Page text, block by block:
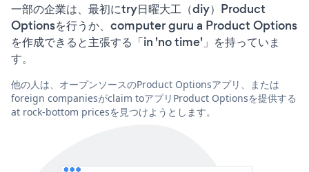
一部の企業は、最初にtry日曜大工（diy）Product
Optionsを行うか、computer guru a Product Options
を作成できると主張する「in 'no time'」を持っていま
す。
他の人は、オープンソースのProduct Optionsアプリ、または
foreign companiesがclaim toアプリProduct Optionsを提供する
at rock-bottom pricesを見つけようとします。